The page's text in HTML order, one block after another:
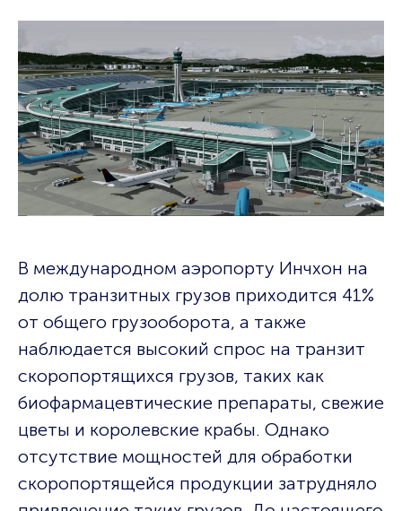
В международном аэропорту Инчхон на
долю транзитных грузов приходится 41%
от общего грузооборота, а также
наблюдается высокий спрос на транзит
скоропортящихся грузов, таких как
биофармацевтические препараты, свежие
цветы и королевские крабы. Однако
отсутствие мощностей для обработки
скоропортящейся продукции затрудняло